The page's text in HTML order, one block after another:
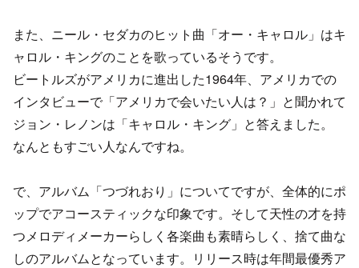
また、ニール・セダカのヒット曲「オー・キャロル」はキ
ャロル・キングのことを歌っているそうです。
ビートルズがアメリカに進出した1964年、アメリカでの
インタビューで「アメリカで会いたい人は？」と聞かれて
ジョン・レノンは「キャロル・キング」と答えました。
なんともすごい人なんですね。
で、アルバム「つづれおり」についてですが、全体的にポ
ップでアコースティックな印象です。そして天性の才を持
つメロディメーカーらしく各楽曲も素晴らしく、捨て曲な
しのアルバムとなっています。リリース時は年間最優秀ア